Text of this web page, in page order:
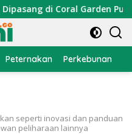
di Coral Garden Pulau
Peternakan Perkebunan
seperti inovasi dan panduan
peliharaan lainnya